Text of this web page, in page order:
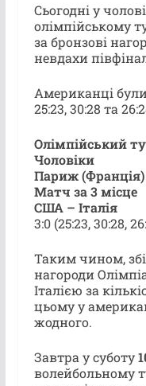
Сьогодні у
олімпійському
за бронзові
невдахи
Американці
25:23, 30:28 та
Олімпійський
Чоловіки
Париж (Франція)
Матч за 3 місце
США – Італія
3:0 (25:23, 30:28,
Таким чином,
нагороди
Італією за
цьому у
жодного.
Завтра у суботу
волейбольному